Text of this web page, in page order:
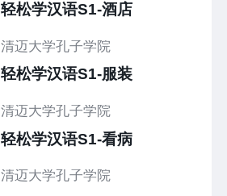
轻松学汉语S1-酒店
清迈大学孔子学院
轻松学汉语S1-服装
清迈大学孔子学院
轻松学汉语S1-看病
清迈大学孔子学院